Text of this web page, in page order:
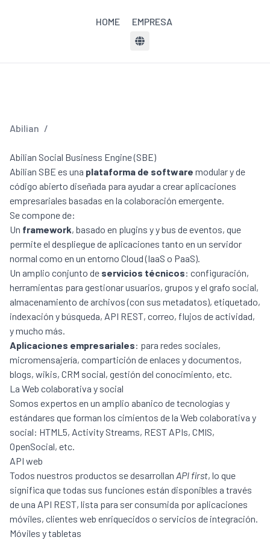
HOME EMPRESA
Abilian /
Abilian Social Business Engine (SBE)
Abilian SBE es una plataforma de software modular y de
código abierto diseñada para ayudar a crear aplicaciones
empresariales basadas en la colaboración emergente.
Se compone de:
Un framework, basado en plugins y y bus de eventos, que
permite el despliegue de aplicaciones tanto en un servidor
normal como en un entorno Cloud (IaaS o PaaS).
Un amplio conjunto de servicios técnicos: configuración,
herramientas para gestionar usuarios, grupos y el grafo social,
almacenamiento de archivos (con sus metadatos), etiquetado,
indexación y búsqueda, API REST, correo, flujos de actividad,
y mucho más.
Aplicaciones empresariales: para redes sociales,
micromensajería, compartición de enlaces y documentos,
blogs, wikis, CRM social, gestión del conocimiento, etc.
La Web colaborativa y social
Somos expertos en un amplio abanico de tecnologías y
estándares que forman los cimientos de la Web colaborativa y
social: HTML5, Activity Streams, REST APIs, CMIS,
OpenSocial, etc.
API web
Todos nuestros productos se desarrollan API first, lo que
significa que todas sus funciones están disponibles a través
de una API REST, lista para ser consumida por aplicaciones
móviles, clientes web enriquecidos o servicios de integración.
Móviles y tabletas